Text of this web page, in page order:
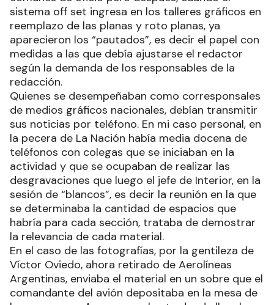
sistema off set ingresa en los talleres gráficos en
reemplazo de las planas y roto planas, ya
aparecieron los “pautados”, es decir el papel con
medidas a las que debía ajustarse el redactor
según la demanda de los responsables de la
redacción.
Quienes se desempeñaban como corresponsales
de medios gráficos nacionales, debían transmitir
sus noticias por teléfono. En mi caso personal, en
la pecera de La Nación había media docena de
teléfonos con colegas que se iniciaban en la
actividad y que se ocupaban de realizar las
desgravaciones que luego el jefe de Interior, en la
sesión de “blancos”, es decir la reunión en la que
se determinaba la cantidad de espacios que
habría para cada sección, trataba de demostrar
la relevancia de cada material.
En el caso de las fotografías, por la gentileza de
Víctor Oviedo, ahora retirado de Aerolíneas
Argentinas, enviaba el material en un sobre que el
comandante del avión depositaba en la mesa de